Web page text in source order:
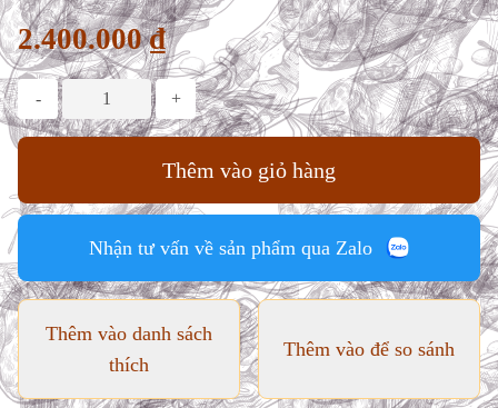
2.400.000 ₫
- +
Thêm vào giỏ hàng
Nhận tư vấn về sản phẩm qua Zalo
Thêm vào danh sách
thích
Thêm vào để so sánh